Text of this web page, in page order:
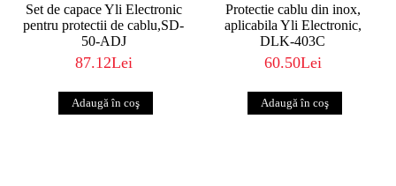
Set de capace Yli Electronic
pentru protectii de cablu,SD-
50-ADJ
87.12Lei
Protectie cablu din inox,
aplicabila Yli Electronic,
DLK-403C
60.50Lei